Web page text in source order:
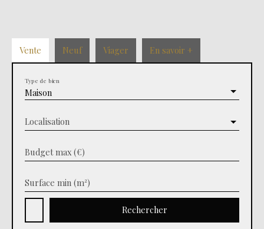
Vente Neuf Viager En savoir +
Maison
Type de bien
Localisation
Budget max (€)
Surface min (m²)
Rechercher